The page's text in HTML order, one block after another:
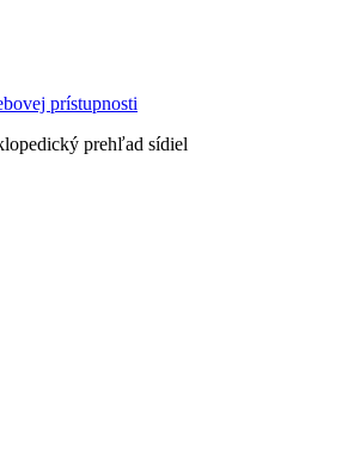
prístupnosti
prehľad sídiel